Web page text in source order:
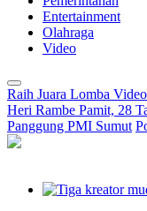
Entertainment
Olahraga
Video
Raih Juara Lomba
Heri Rambe Pamit, 28
Panggung PMI Sumut